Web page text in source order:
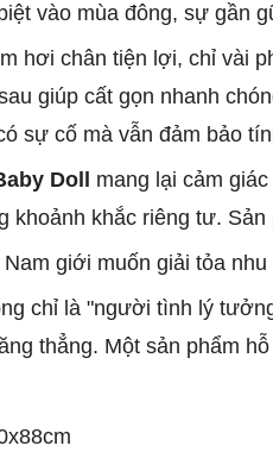
vào mùa đông, sự gần
hơi chân tiện lợi, chỉ vài
giúp cất gọn nhanh
sự cố mà vẫn đảm bảo
Doll
mang lại cảm
khoảnh khắc riêng tư.
giới muốn giải tỏa
chỉ là "người tình lý
thẳng. Một sản phẩm